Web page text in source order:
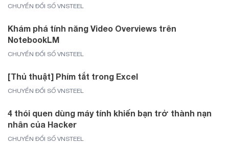
CHUYỂN ĐỔI SỐ VNSTEEL
Khám phá tính năng Video Overviews trên
NotebookLM
CHUYỂN ĐỔI SỐ VNSTEEL
[Thủ thuật] Phím tắt trong Excel
CHUYỂN ĐỔI SỐ VNSTEEL
4 thói quen dùng máy tính khiến bạn trở thành nạn
nhân của Hacker
CHUYỂN ĐỔI SỐ VNSTEEL